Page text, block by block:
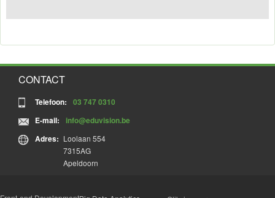
CONTACT
Telefoon:
03 747 0310
E-mail:
info@eduvision.be
Adres: Loolaan 554
7315AG
Apeldoorn